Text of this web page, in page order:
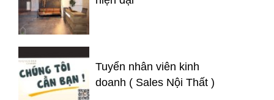
Tuyển nhân viên kinh
doanh ( Sales Nội Thất )